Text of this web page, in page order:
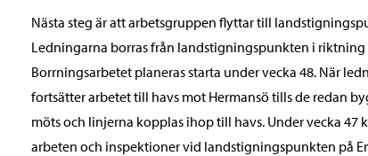
Nästa steg är att arbetsgruppen flyttar till
Ledningarna borras från landstigningspunkten i
Borrningsarbetet planeras starta under vecka 48. När
fortsätter arbetet till havs mot Hermansö tills de redan
möts och linjerna kopplas ihop till havs. Under vecka 47
arbeten och inspektioner vid landstigningspunkten på